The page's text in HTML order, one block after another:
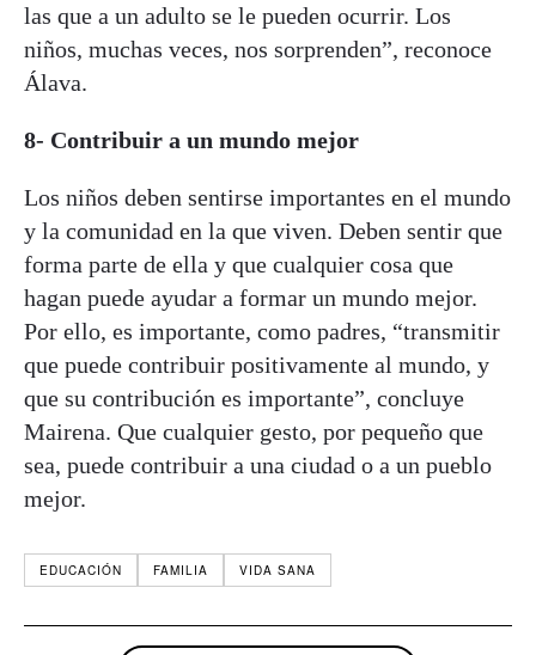
las que a un adulto se le pueden ocurrir. Los
niños, muchas veces, nos sorprenden”, reconoce
Álava.
8- Contribuir a un mundo mejor
Los niños deben sentirse importantes en el mundo
y la comunidad en la que viven. Deben sentir que
forma parte de ella y que cualquier cosa que
hagan puede ayudar a formar un mundo mejor.
Por ello, es importante, como padres, “transmitir
que puede contribuir positivamente al mundo, y
que su contribución es importante”, concluye
Mairena. Que cualquier gesto, por pequeño que
sea, puede contribuir a una ciudad o a un pueblo
mejor.
EDUCACIÓN FAMILIA VIDA SANA